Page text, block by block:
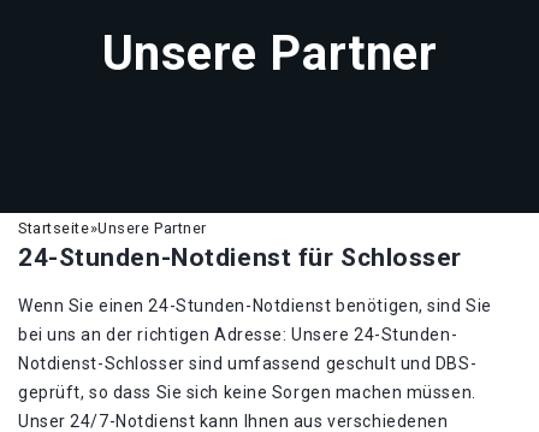
Unsere Partner
Startseite»Unsere Partner
24-Stunden-Notdienst für Schlosser
Wenn Sie einen 24-Stunden-Notdienst benötigen, sind Sie
bei uns an der richtigen Adresse: Unsere 24-Stunden-
Notdienst-Schlosser sind umfassend geschult und DBS-
geprüft, so dass Sie sich keine Sorgen machen müssen.
Unser 24/7-Notdienst kann Ihnen aus verschiedenen